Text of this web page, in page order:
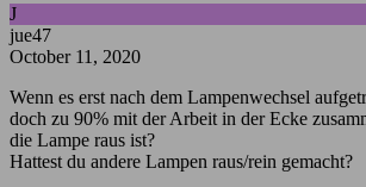
J
jue47
October 11, 2020
Wenn es erst nach dem Lampenwechsel
doch zu 90% mit der Arbeit in der Ecke
die Lampe raus ist?
Hattest du andere Lampen raus/rein gemacht?